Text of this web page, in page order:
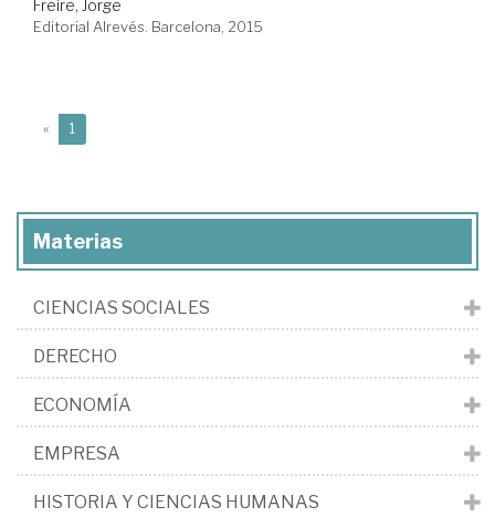
Freire, Jorge
Editorial Alrevés. Barcelona, 2015
« 1
Materias
CIENCIAS SOCIALES
DERECHO
ECONOMÍA
EMPRESA
HISTORIA Y CIENCIAS HUMANAS